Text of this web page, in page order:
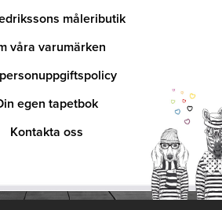
måleributik
våra varumärken
egen tapetbok
Kontakta oss